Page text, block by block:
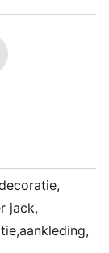
jack,